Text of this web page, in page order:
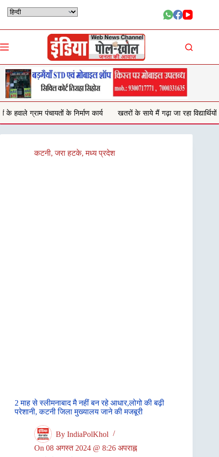
कार्य खतरों के साये मैं गढ़ा जा रहा विद्यार्थियों का भविष्य, जर्जर भवन दे
कटनी,जरा हटके,मध्य प्रदेश
2 माह से स्लीमनाबाद मै नहीं बन रहे आधार,लोगो की बढ़ी
परेशानी, कटनी जिला मुख्यालय जाने की मजबूरी
By IndiaPolKhol
On 08 अगस्त 2024 @ 8:26 अपराह्न